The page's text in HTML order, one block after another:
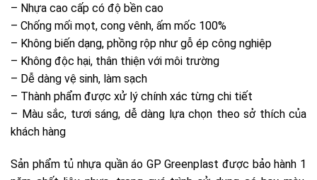
– Nhựa cao cấp có độ bền cao
– Chống mối mọt, cong vênh, ấm mốc 100%
– Không biến dạng, phồng rộp như gỗ ép công nghiệp
– Không độc hại, thân thiện với môi trường
– Dễ dàng vệ sinh, làm sạch
– Thành phẩm được xử lý chính xác từng chi tiết
– Màu sắc, tươi sáng, dễ dàng lựa chọn theo sở thích của
khách hàng
Sản phẩm tủ nhựa quần áo GP Greenplast được bảo hành 1